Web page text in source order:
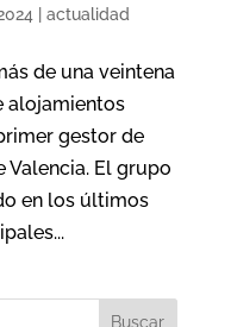
| actualidad
de una veintena
alojamientos
gestor de
Valencia. El grupo
en los últimos
Buscar